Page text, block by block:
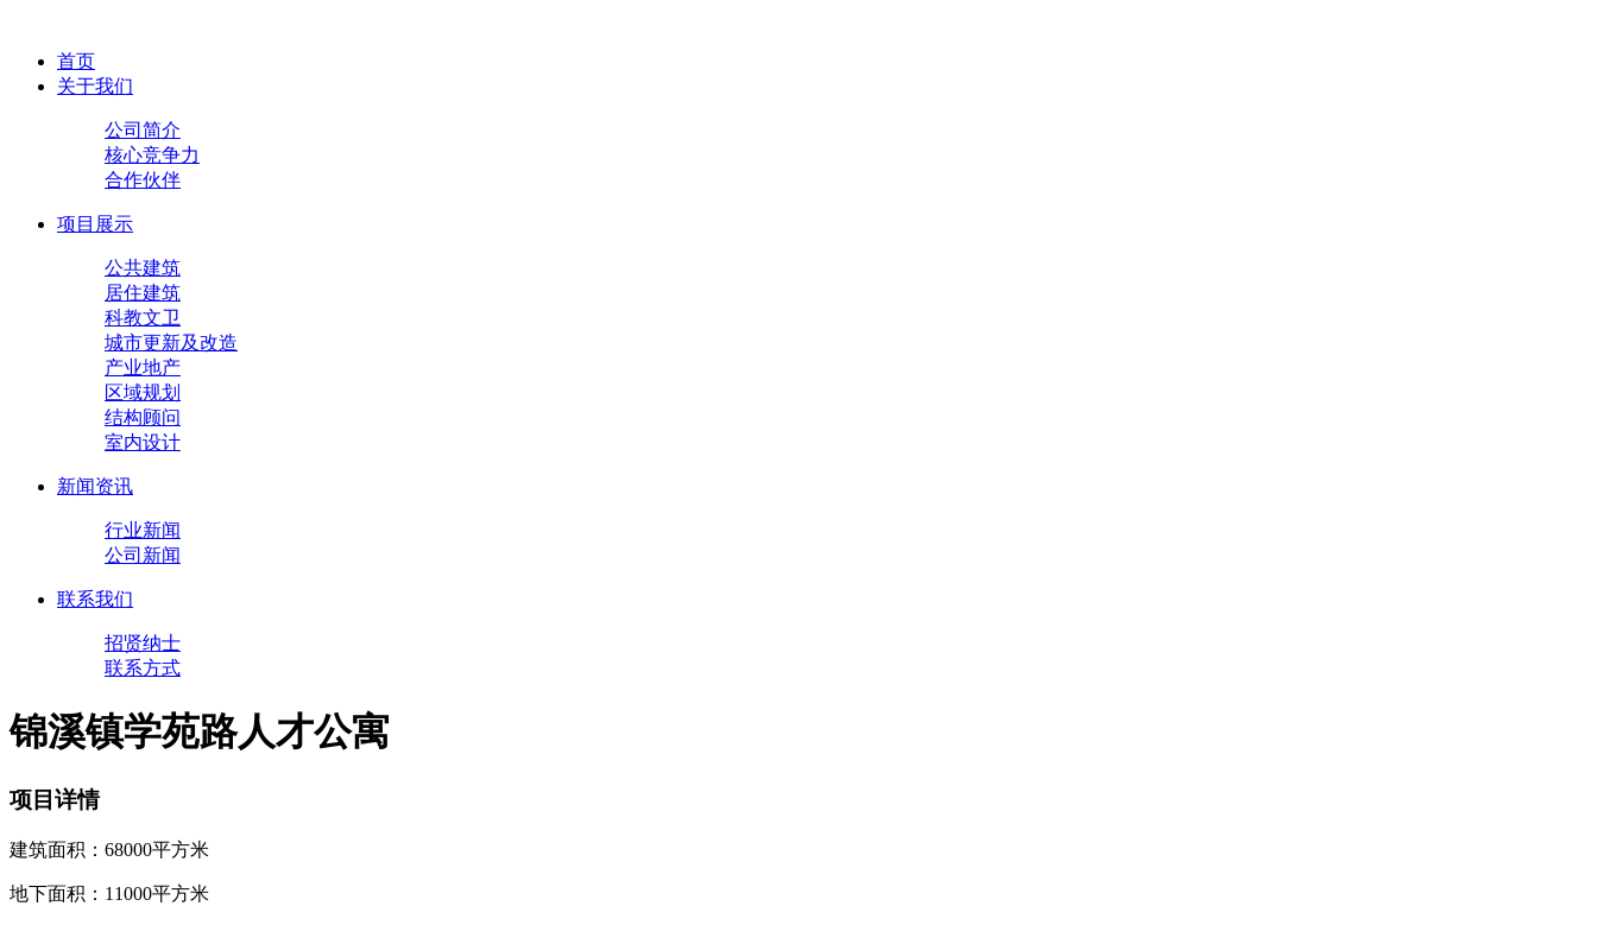
首页
关于我们
公司简介
核心竞争力
合作伙伴
项目展示
公共建筑
居住建筑
科教文卫
城市更新及改造
产业地产
区域规划
结构顾问
室内设计
新闻资讯
行业新闻
公司新闻
联系我们
招贤纳士
联系方式
锦溪镇学苑路人才公寓
项目详情
建筑面积：68000平方米
地下面积：11000平方米